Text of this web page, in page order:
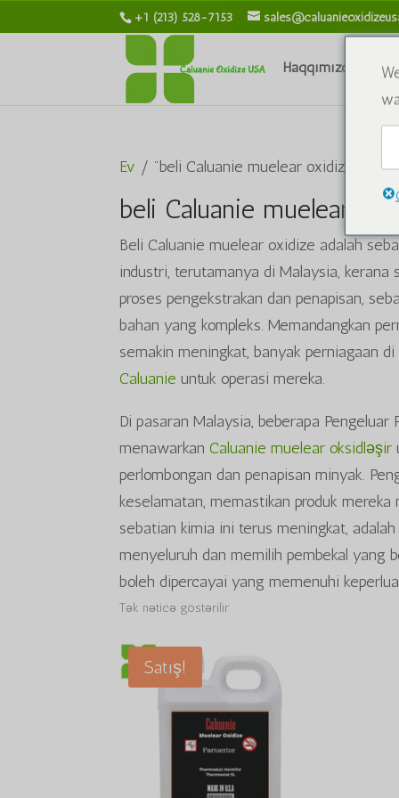
+1 (213) 528-7153
Haqqımızda
Ev / "beli Caluanie muelear oxidize"
beli Caluanie muelear
Beli Caluanie muelear oxidize adalah
industri, terutamanya di Malaysia, kerana
proses pengekstrakan dan penapisan,
bahan yang kompleks. Memandangkan
semakin meningkat, banyak perniagaan
Caluanie untuk operasi mereka.
Di pasaran Malaysia, beberapa
menawarkanCaluanie muelear oksidləşir
perlombongan dan penapisan minyak.
keselamatan, memastikan produk
sebatian kimia ini terus meningkat,
menyeluruh dan memilih pembekal yang
boleh dipercayai yang memenuhi
Tək nəticə göstərilir
Satış!